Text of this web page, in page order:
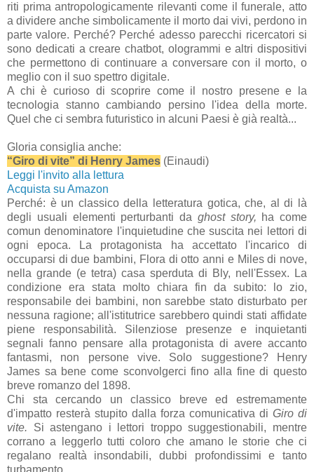
riti prima antropologicamente rilevanti come il funerale, atto
a dividere anche simbolicamente il morto dai vivi, perdono in
parte valore. Perché? Perché adesso parecchi ricercatori si
sono dedicati a creare chatbot, ologrammi e altri dispositivi
che permettono di continuare a conversare con il morto, o
meglio con il suo spettro digitale.
A chi è curioso di scoprire come il nostro presene e la
tecnologia stanno cambiando persino l'idea della morte.
Quel che ci sembra futuristico in alcuni Paesi è già realtà...
Gloria consiglia anche:
“Giro di vite” di Henry James (Einaudi)
Leggi l'invito alla lettura
Acquista su Amazon
Perché: è un classico della letteratura gotica, che, al di là
degli usuali elementi perturbanti da ghost story, ha come
comun denominatore l'inquietudine che suscita nei lettori di
ogni epoca. La protagonista ha accettato l'incarico di
occuparsi di due bambini, Flora di otto anni e Miles di nove,
nella grande (e tetra) casa sperduta di Bly, nell'Essex. La
condizione era stata molto chiara fin da subito: lo zio,
responsabile dei bambini, non sarebbe stato disturbato per
nessuna ragione; all'istitutrice sarebbero quindi stati affidate
piene responsabilità. Silenziose presenze e inquietanti
segnali fanno pensare alla protagonista di avere accanto
fantasmi, non persone vive. Solo suggestione? Henry
James sa bene come sconvolgerci fino alla fine di questo
breve romanzo del 1898.
Chi sta cercando un classico breve ed estremamente
d'impatto resterà stupito dalla forza comunicativa di Giro di
vite. Si astengano i lettori troppo suggestionabili, mentre
corrano a leggerlo tutti coloro che amano le storie che ci
regalano realtà insondabili, dubbi profondissimi e tanto